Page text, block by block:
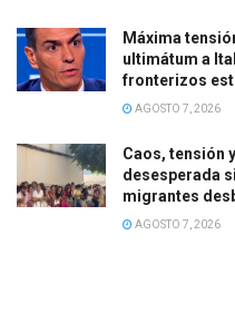
Máxima
ultimátum a
fronterizos
AGOSTO 7, 2026
Caos, tensión
desesperada
migrantes
AGOSTO 7, 2026